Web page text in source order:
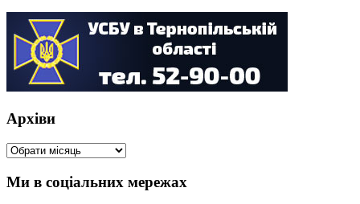
Архіви
Архіви
Ми в соціальних мережах